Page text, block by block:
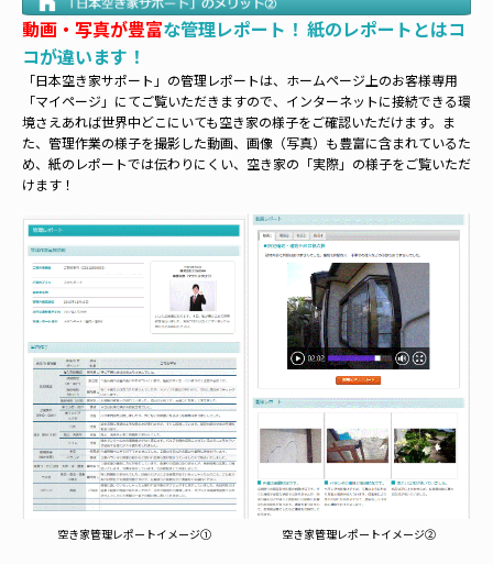
動画・写真が豊富な管理レポート！ 紙のレポートとはコ
コが違います！
「日本空き家サポート」の管理レポートは、ホームページ上のお客様専用
「マイページ」にてご覧いただきますので、インターネットに接続できる環
境さえあれば世界中どこにいても空き家の様子をご確認いただけます。ま
た、管理作業の様子を撮影した動画、画像（写真）も豊富に含まれているた
め、紙のレポートでは伝わりにくい、空き家の「実際」の様子をご覧いただ
けます！
空き家管理レポートイメージ① 空き家管理レポートイメージ②